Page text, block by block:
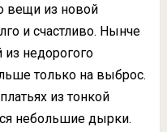
вещи из новой
и счастливо. Нынче
недорогого
только на выброс.
из тонкой
небольшие дырки.